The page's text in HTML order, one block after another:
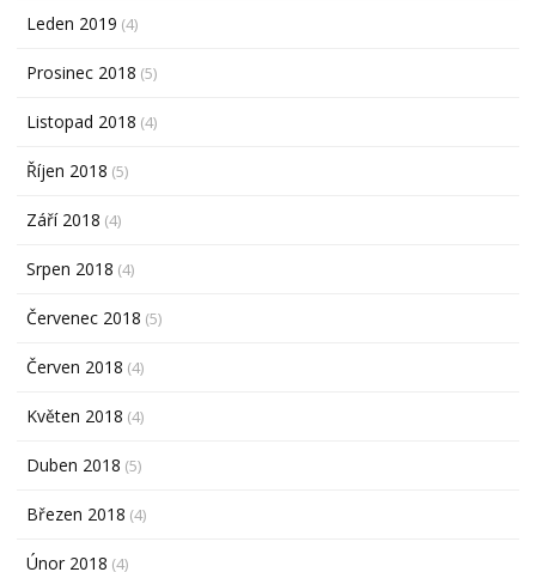
Leden 2019 (4)
Prosinec 2018 (5)
Listopad 2018 (4)
Říjen 2018 (5)
Září 2018 (4)
Srpen 2018 (4)
Červenec 2018 (5)
Červen 2018 (4)
Květen 2018 (4)
Duben 2018 (5)
Březen 2018 (4)
Únor 2018 (4)